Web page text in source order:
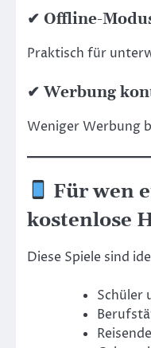
✔ Offline-
Praktisch für
✔ Werbung
Weniger Werbung
Für wen
kostenlose
Diese Spiele sind
Schüler
Reisende